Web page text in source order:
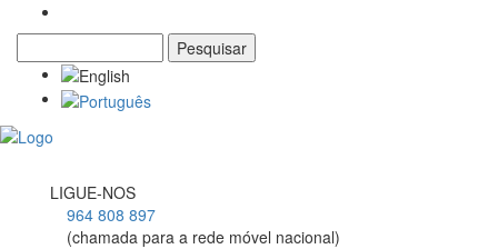
Formulário de pesquisa
LIGUE-NOS
964 808 897
(chamada para a rede móvel nacional)